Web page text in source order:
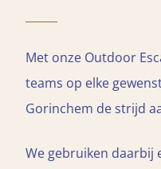
Met onze Outdoor
teams op elke
Gorinchem de strijd
We gebruiken daarbij